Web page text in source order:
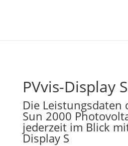
PVvis-Display S
Die Leistungsdaten
Sun 2000
jederzeit im Blick
Display S